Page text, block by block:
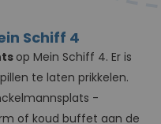
Schiff 4
op Mein Schiff 4. Er is
te laten prikkelen.
-
of koud buffet aan de